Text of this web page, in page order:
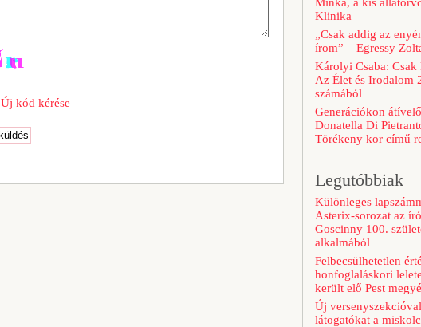
Új kód kérése
Klinika
„Csak addig az
írom” – Egressy
Károlyi Csaba: Csak
Az Élet és Irodalom
számából
Generációkon
Donatella Di
Törékeny kor című
Legutóbbiak
Különleges
Asterix-sorozat az
Goscinny 100.
alkalmából
Felbecsülhetetlen
honfoglaláskori
került elő Pest
Új
látogatókat a